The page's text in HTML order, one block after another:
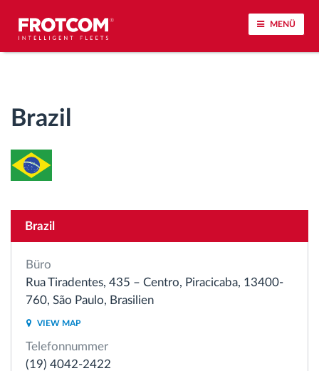
MENÜ
Driving behavior analysis
Driving times monitoring
Access control
Fuel management
Brazil
Brazil
Büro
Rua Tiradentes, 435 – Centro, Piracicaba, 13400-
760, São Paulo, Brasilien
VIEW MAP
Telefonnummer
(19) 4042-2422